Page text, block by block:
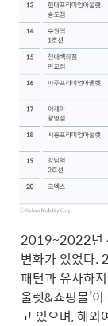
2019~2022년
변화가 있었다.
패턴과 유사하
울렛&쇼핑몰’
고 있으며, 해외